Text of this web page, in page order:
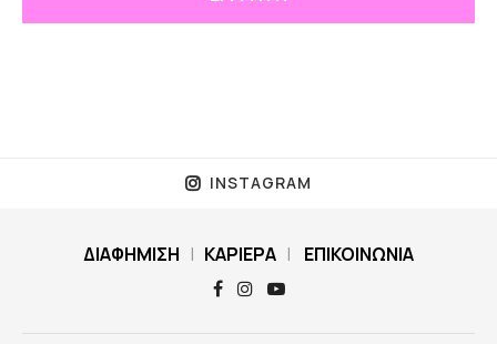
INSTAGRAM
ΔΙΑΦΗΜΙΣΗ | ΚΑΡΙΕΡΑ | ΕΠΙΚΟΙΝΩΝΙΑ